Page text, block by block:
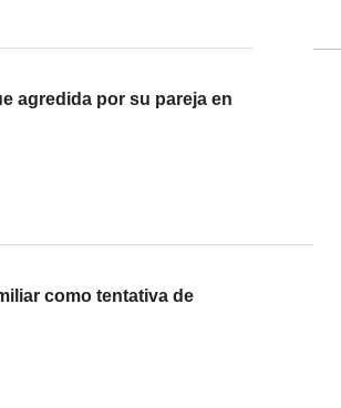
agredida por su pareja en
como tentativa de